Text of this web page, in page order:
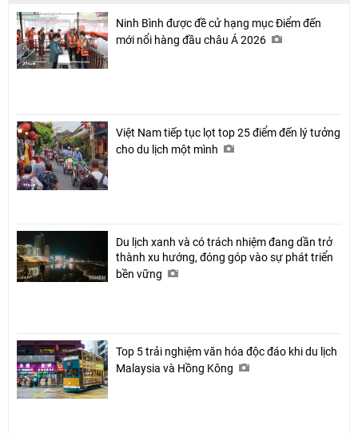
Ninh Bình được đề cử hạng mục Điểm đến
mới nổi hàng đầu châu Á 2026
Việt Nam tiếp tục lọt top 25 điểm đến lý tưởng
cho du lịch một mình
Du lịch xanh và có trách nhiệm đang dần trở
thành xu hướng, đóng góp vào sự phát triển
bền vững
Top 5 trải nghiệm văn hóa độc đáo khi du lịch
Malaysia và Hồng Kông